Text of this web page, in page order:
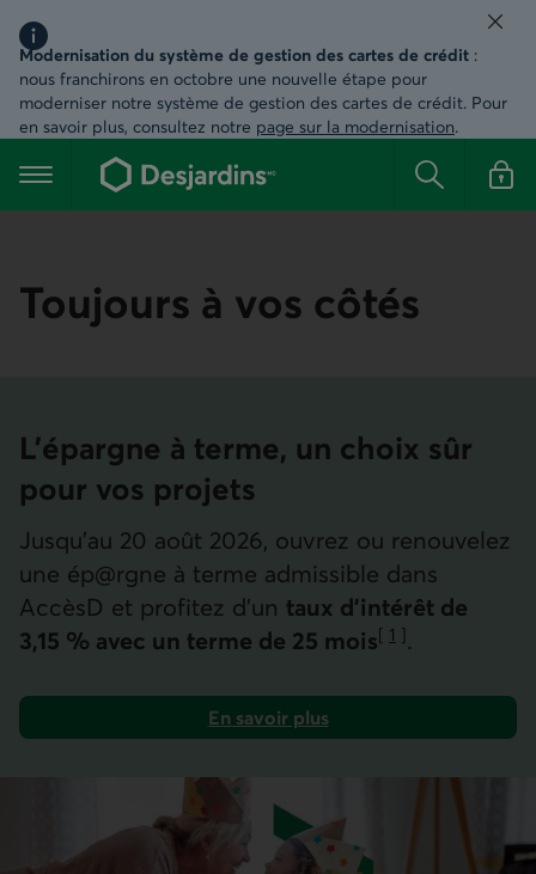
Région Message important, information
Modernisation du système de gestion des cartes de crédit :
nous franchirons en octobre une nouvelle étape pour
moderniser notre système de gestion des cartes de crédit. Pour
en savoir plus, consultez notre page sur la modernisation.
Aller
contenu
Menu principal Rechercher
Se
Toujours à vos côtés
L’épargne à terme, un choix sûr
pour vos projets
Jusqu’au 20 août 2026, ouvrez ou renouvelez
une ép@rgne à terme admissible dans
AccèsD et profitez d’un taux d'intérêt de
3,15 % avec un terme de 25 mois[ 1 ]
Aller à la note
.
En savoir plus
sur les épargnes à terme admissibles